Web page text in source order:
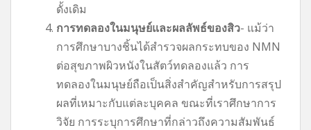
ดั้งเดิม
การทดลองในมนุษย์และผลลัพธ์ของสิว- แม้ว่า
การศึกษาบางชิ้นได้สำรวจผลกระทบของ NMN
ต่อสุขภาพผิวหนังในสัตว์ทดลองแล้ว การ
ทดลองในมนุษย์ถือเป็นสิ่งสำคัญสำหรับการสรุป
ผลที่เหมาะกับแต่ละบุคคล ขณะที่เราศึกษาการ
วิจัย การระบุการศึกษาที่กล่าวถึงความสัมพันธ์